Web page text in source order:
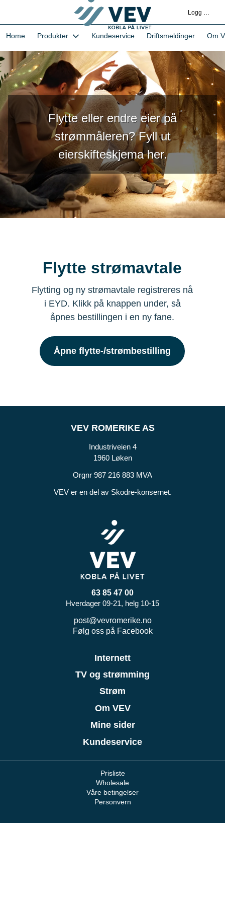
Main
Content
1-VEVs Hjemmeside og kundeportal - Home
Home Produkter Kundeservice Driftsmeldinger Om
Logg deg på
Flytte eller endre eier på
strømmåleren? Fyll ut
eierskifteskjema her.
Flytte strømavtale
Flytting og ny strømavtale registreres nå
i EYD. Klikk på knappen under, så
åpnes bestillingen i en ny fane.
Åpne flytte-/strømbestilling
VEV ROMERIKE AS
Industriveien 4
1960 Løken
Orgnr 987 216 883 MVA
VEV er en del av Skodre-konsernet.
63 85 47 00
Hverdager 09-21, helg 10-15
post@vevromerike.no
Følg oss på Facebook
Internett
TV og strømming
Strøm
Om VEV
Mine sider
Kundeservice
Prisliste
Wholesale
Våre betingelser
Personvern